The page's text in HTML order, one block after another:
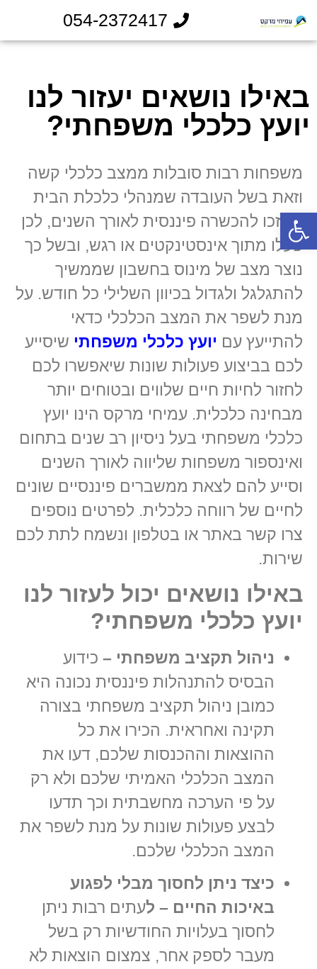
פתח סרגל נגישות
054-2372417
באילו נושאים יעזור לנו
יועץ כלכלי משפחתי?
משפחות רבות סובלות ממצב כלכלי קשה
וזאת בשל העובדה שמנהלי כלכלת הבית
לא זכו להכשרה פיננסית לאורך השנים, לכן
פעלו מתוך אינסטינקטים או רגש, ובשל כך
נוצר מצב של מינוס בחשבון שממשיך
להתגלגל ולגדול בכיוון השלילי כל חודש. על
מנת לשפר את המצב הכלכלי כדאי
להתייעץ עם יועץ כלכלי משפחתי שיסייע
לכם בביצוע פעולות שונות שיאפשרו לכם
לחזור לחיות חיים שלווים ובטוחים יותר
מבחינה כלכלית. עמיחי מרקס הינו יועץ
כלכלי משפחתי בעל ניסיון רב שנים בתחום
ואינספור משפחות שליווה לאורך השנים
וסייע להם לצאת ממשברים פיננסיים שונים
לחיים של רווחה כלכלית. לפרטים נוספים
צרו קשר באתר או בטלפון ונשמח לתת לכם
שירות.
באילו נושאים יכול לעזור לנו
יועץ כלכלי משפחתי?
ניהול תקציב משפחתי – כידוע
הבסיס להתנהלות פיננסית נכונה היא
כמובן ניהול תקציב משפחתי בצורה
תקינה ואחראית. הכירו את כל
ההוצאות וההכנסות שלכם, דעו את
המצב הכלכלי האמיתי שלכם ולא רק
על פי הערכה מחשבתית וכך תדעו
לבצע פעולות שונות על מנת לשפר את
המצב הכלכלי שלכם.
כיצד ניתן לחסוך מבלי לפגוע
באיכות החיים – לעתים רבות ניתן
לחסוך בעלויות החודשיות רק בשל
מעבר לספק אחר, צמצום הוצאות לא